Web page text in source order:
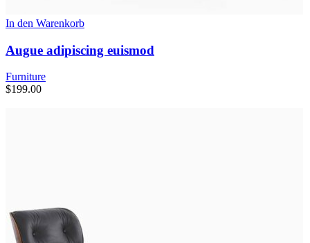
In den Warenkorb
Augue adipiscing euismod
Furniture
$199.00